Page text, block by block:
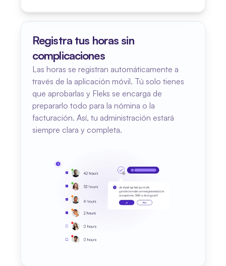
Registra tus horas sin
complicaciones
Las horas se registran automáticamente a
través de la aplicación móvil. Tú solo tienes
que aprobarlas y Fleks se encarga de
prepararlo todo para la nómina o la
facturación. Así, tu administración estará
siempre clara y completa.